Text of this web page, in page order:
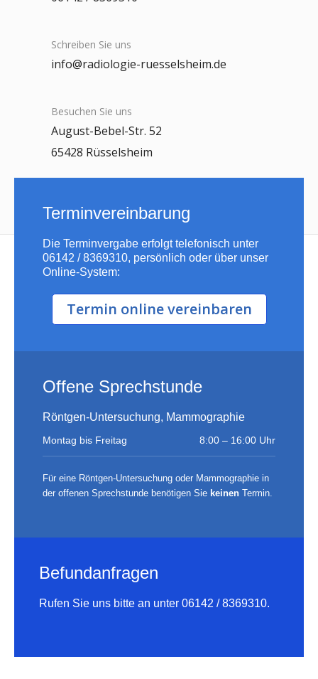
Schreiben Sie uns
info@radiologie-ruesselsheim.de
Besuchen Sie uns
August-Bebel-Str. 52
65428 Rüsselsheim
Terminvereinbarung
Die Terminvergabe erfolgt telefonisch unter
06142 / 8369310, persönlich oder über unser
Online-System:
Termin online vereinbaren
Offene Sprechstunde
Röntgen-Untersuchung, Mammographie
Montag bis Freitag 8:00 – 16:00 Uhr
Für eine Röntgen-Untersuchung oder Mammographie in
der offenen Sprechstunde benötigen Sie keinen Termin.
Befundanfragen
Rufen Sie uns bitte an unter 06142 / 8369310.